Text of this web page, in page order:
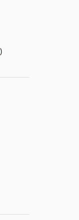
)